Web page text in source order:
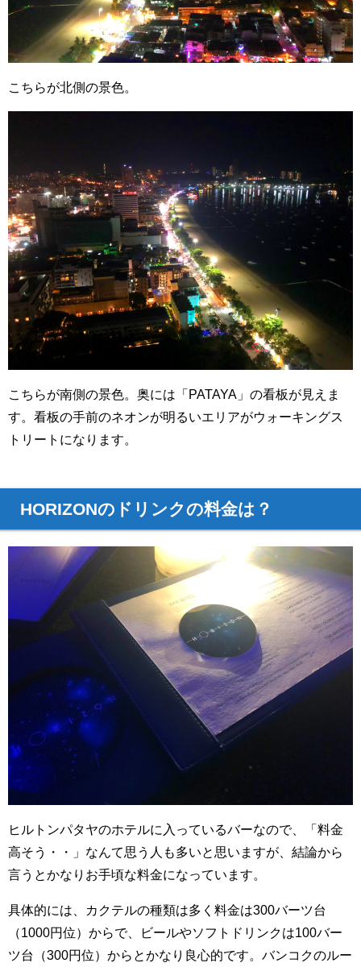
こちらが北側の景色。
こちらが南側の景色。奥には「PATAYA」の看板が見えま
す。看板の手前のネオンが明るいエリアがウォーキングス
トリートになります。
HORIZONのドリンクの料金は？
ヒルトンパタヤのホテルに入っているバーなので、「料金
高そう・・」なんて思う人も多いと思いますが、結論から
言うとかなりお手頃な料金になっています。
具体的には、
カクテルの種類は多く料金は300バーツ台
（1000円位）からで、ビールやソフトドリンクは100バー
ツ台（300円位）からとかなり良心的です。バンコクのルー